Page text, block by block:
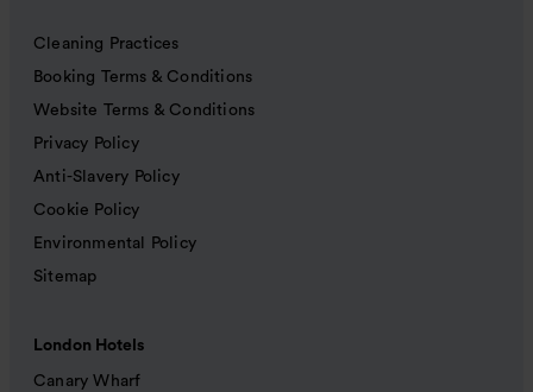
Cleaning Practices
Booking Terms & Conditions
Website Terms & Conditions
Privacy Policy
Anti-Slavery Policy
Cookie Policy
Environmental Policy
Sitemap
London Hotels
Canary Wharf